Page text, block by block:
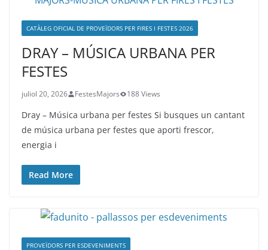
CATÀLEG OFICIAL DE PROVEÏDORS PER FIRES I FESTES 2026
DRAY – MÚSICA URBANA PER
FESTES
juliol 20, 2026 FestesMajors 188 Views
Dray – Música urbana per festes Si busques un cantant
de música urbana per festes que aporti frescor,
energia i
Read More
PROVEÏDORS PER ESDEVENIMENTS